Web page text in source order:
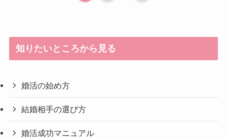
知りたいところから見る
婚活の始め方
結婚相手の選び方
婚活成功マニュアル